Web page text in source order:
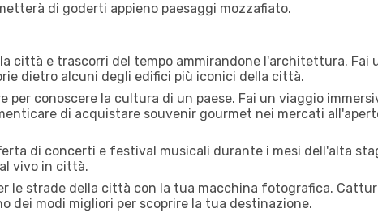
di goderti appieno paesaggi mozzafiato.
città e trascorri del tempo ammirandone l'architettura. Fai
dietro alcuni degli edifici più iconici della città.
per conoscere la cultura di un paese. Fai un viaggio
di acquistare souvenir gourmet nei mercati
di concerti e festival musicali durante i mesi dell'alta
vivo in città.
le strade della città con la tua macchina fotografica.
dei modi migliori per scoprire la tua destinazione.